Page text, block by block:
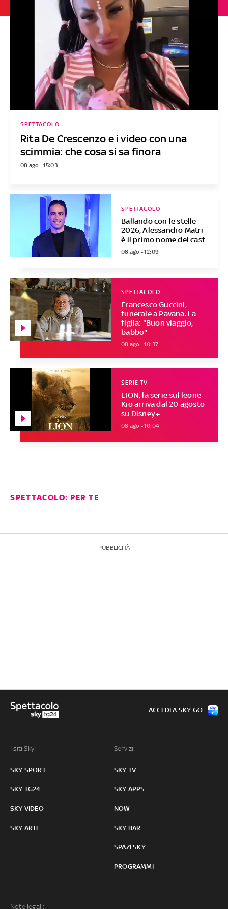
Rita De Crescenzo e i video con una
scimmia: che cosa si sa finora
SPETTACOLO
08 ago - 15:03
Ballando con le stelle
2026, Alessandro Matri
è il primo nome del cast
SPETTACOLO
08 ago - 12:09
Francesco Guccini,
funerale a Pavana. La
figlia: "Buon viaggio,
babbo"
SPETTACOLO
08 ago - 10:37
LION, la serie sul leone
Kio arriva dal 20 agosto
su Disney+
SERIE TV
08 ago - 10:04
SPETTACOLO: PER TE
PUBBLICITÀ
I siti Sky:
SKY SPORT
SKY TG24
SKY VIDEO
SKY ARTE
Servizi:
SKY TV
SKY APPS
NOW
SKY BAR
SPAZI SKY
PROGRAMMI
Note legali:
ACCEDI A SKY GO